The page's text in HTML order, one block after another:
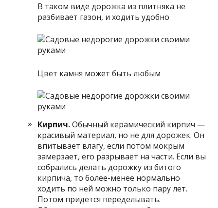
В таком виде дорожка из плитняка не
разбивает газон, и ходить удобно
Цвет камня может быть любым
Кирпич.Обычный керамический кирпич —
красивый материал, но не для дорожек. Он
впитывает влагу, если потом мокрым
замерзает, его разрывает на части. Если вы
собрались делать дорожку из битого
кирпича, то более-менее нормально
ходить по ней можно только пару лет.
Потом придется переделывать.